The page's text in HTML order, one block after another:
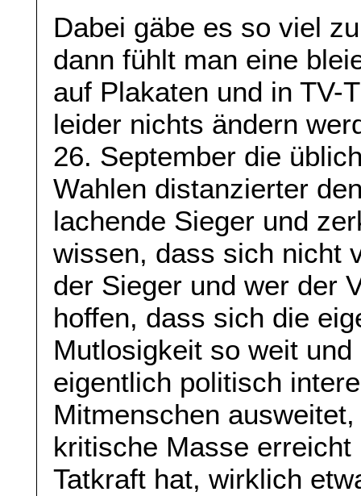
Dabei gäbe es so viel
dann fühlt man eine
auf Plakaten und in TV-
leider nichts ändern
26. September die
Wahlen distanzierter
lachende Sieger und
wissen, dass sich nicht
der Sieger und wer der
hoffen, dass sich die
Mutlosigkeit so weit
eigentlich politisch
Mitmenschen
kritische Masse
Tatkraft hat, wirklich